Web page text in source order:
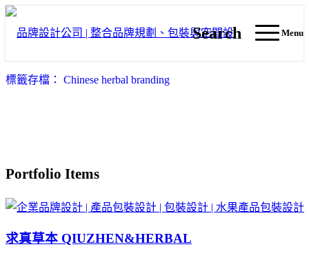
Search Menu
標籤存檔： Chinese herbal branding
Portfolio Items
求真草本 QIUZHEN&HERBAL